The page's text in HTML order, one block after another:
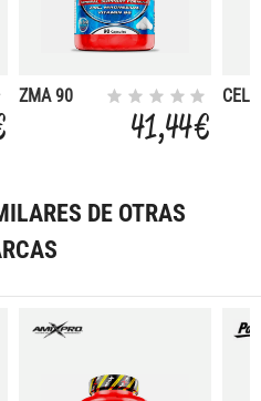
ZMA 90
41,44 €
DE OTRAS